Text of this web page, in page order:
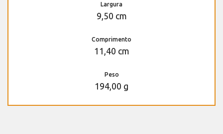
Largura
9,50 cm
Comprimento
11,40 cm
Peso
194,00 g